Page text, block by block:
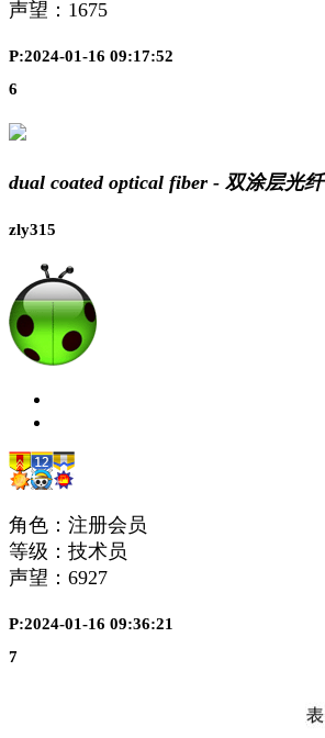
声望： 1675
P:2024-01-16 09:17:52
6
dual coated optical fiber - 双涂层光纤
zly315
角色：注册会员
等级：技术员
声望： 6927
P:2024-01-16 09:36:21
7